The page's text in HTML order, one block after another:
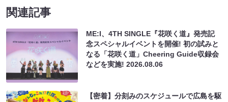
関連記事
ME:I、4TH SINGLE『花咲く道』発売記
念スペシャルイベントを開催! 初の試みと
なる「花咲く道」Cheering Guide収録会
などを実施!2026.08.06
【密着】分刻みのスケジュールで広島を駆